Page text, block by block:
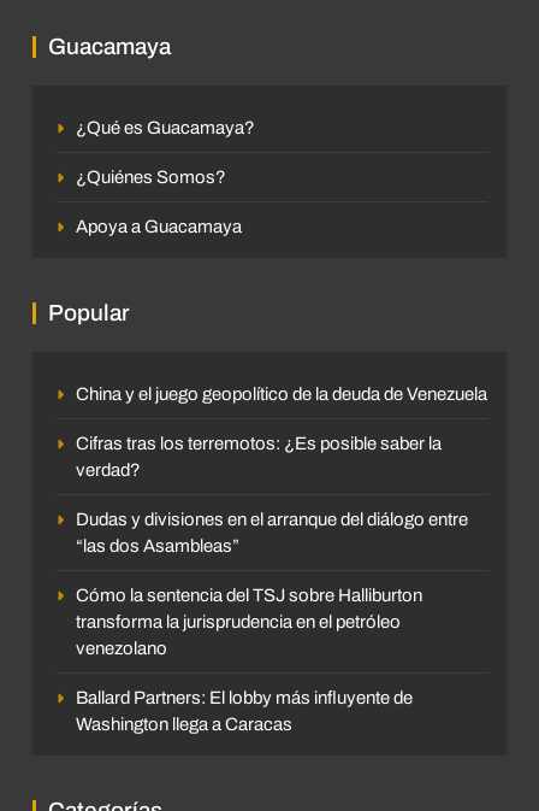
Guacamaya
¿Qué es Guacamaya?
¿Quiénes Somos?
Apoya a Guacamaya
Popular
China y el juego geopolítico de la deuda de Venezuela
Cifras tras los terremotos: ¿Es posible saber la
verdad?
Dudas y divisiones en el arranque del diálogo entre
“las dos Asambleas”
Cómo la sentencia del TSJ sobre Halliburton
transforma la jurisprudencia en el petróleo
venezolano
Ballard Partners: El lobby más influyente de
Washington llega a Caracas